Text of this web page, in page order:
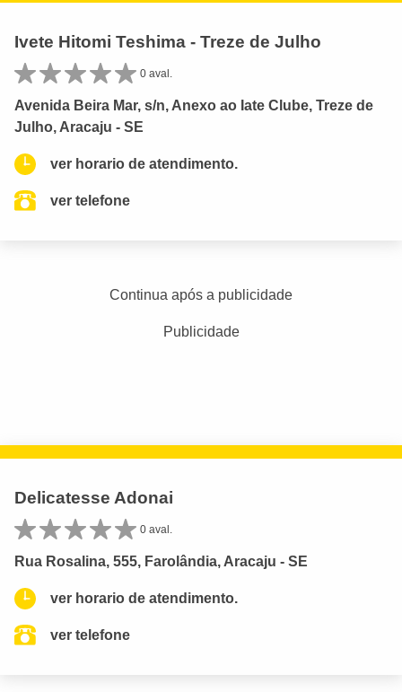
Ivete Hitomi Teshima - Treze de Julho
0 aval.
Avenida Beira Mar, s/n, Anexo ao Iate Clube, Treze de
Julho, Aracaju - SE
ver horario de atendimento.
ver telefone
Continua após a publicidade
Publicidade
Delicatesse Adonai
0 aval.
Rua Rosalina, 555, Farolândia, Aracaju - SE
ver horario de atendimento.
ver telefone